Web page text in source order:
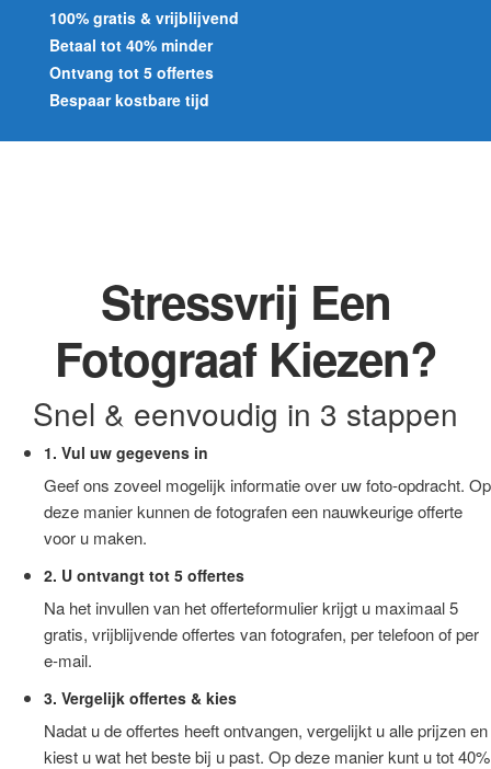
100% gratis & vrijblijvend
Betaal tot 40% minder
Ontvang tot 5 offertes
Bespaar kostbare tijd
Stressvrij Een
Fotograaf Kiezen?
Snel & eenvoudig in 3 stappen
1. Vul uw gegevens in
Geef ons zoveel mogelijk informatie over uw foto-opdracht. Op
deze manier kunnen de fotografen een nauwkeurige offerte
voor u maken.
2. U ontvangt tot 5 offertes
Na het invullen van het offerteformulier krijgt u maximaal 5
gratis, vrijblijvende offertes van fotografen, per telefoon of per
e-mail.
3. Vergelijk offertes & kies
Nadat u de offertes heeft ontvangen, vergelijkt u alle prijzen en
kiest u wat het beste bij u past. Op deze manier kunt u tot 40%